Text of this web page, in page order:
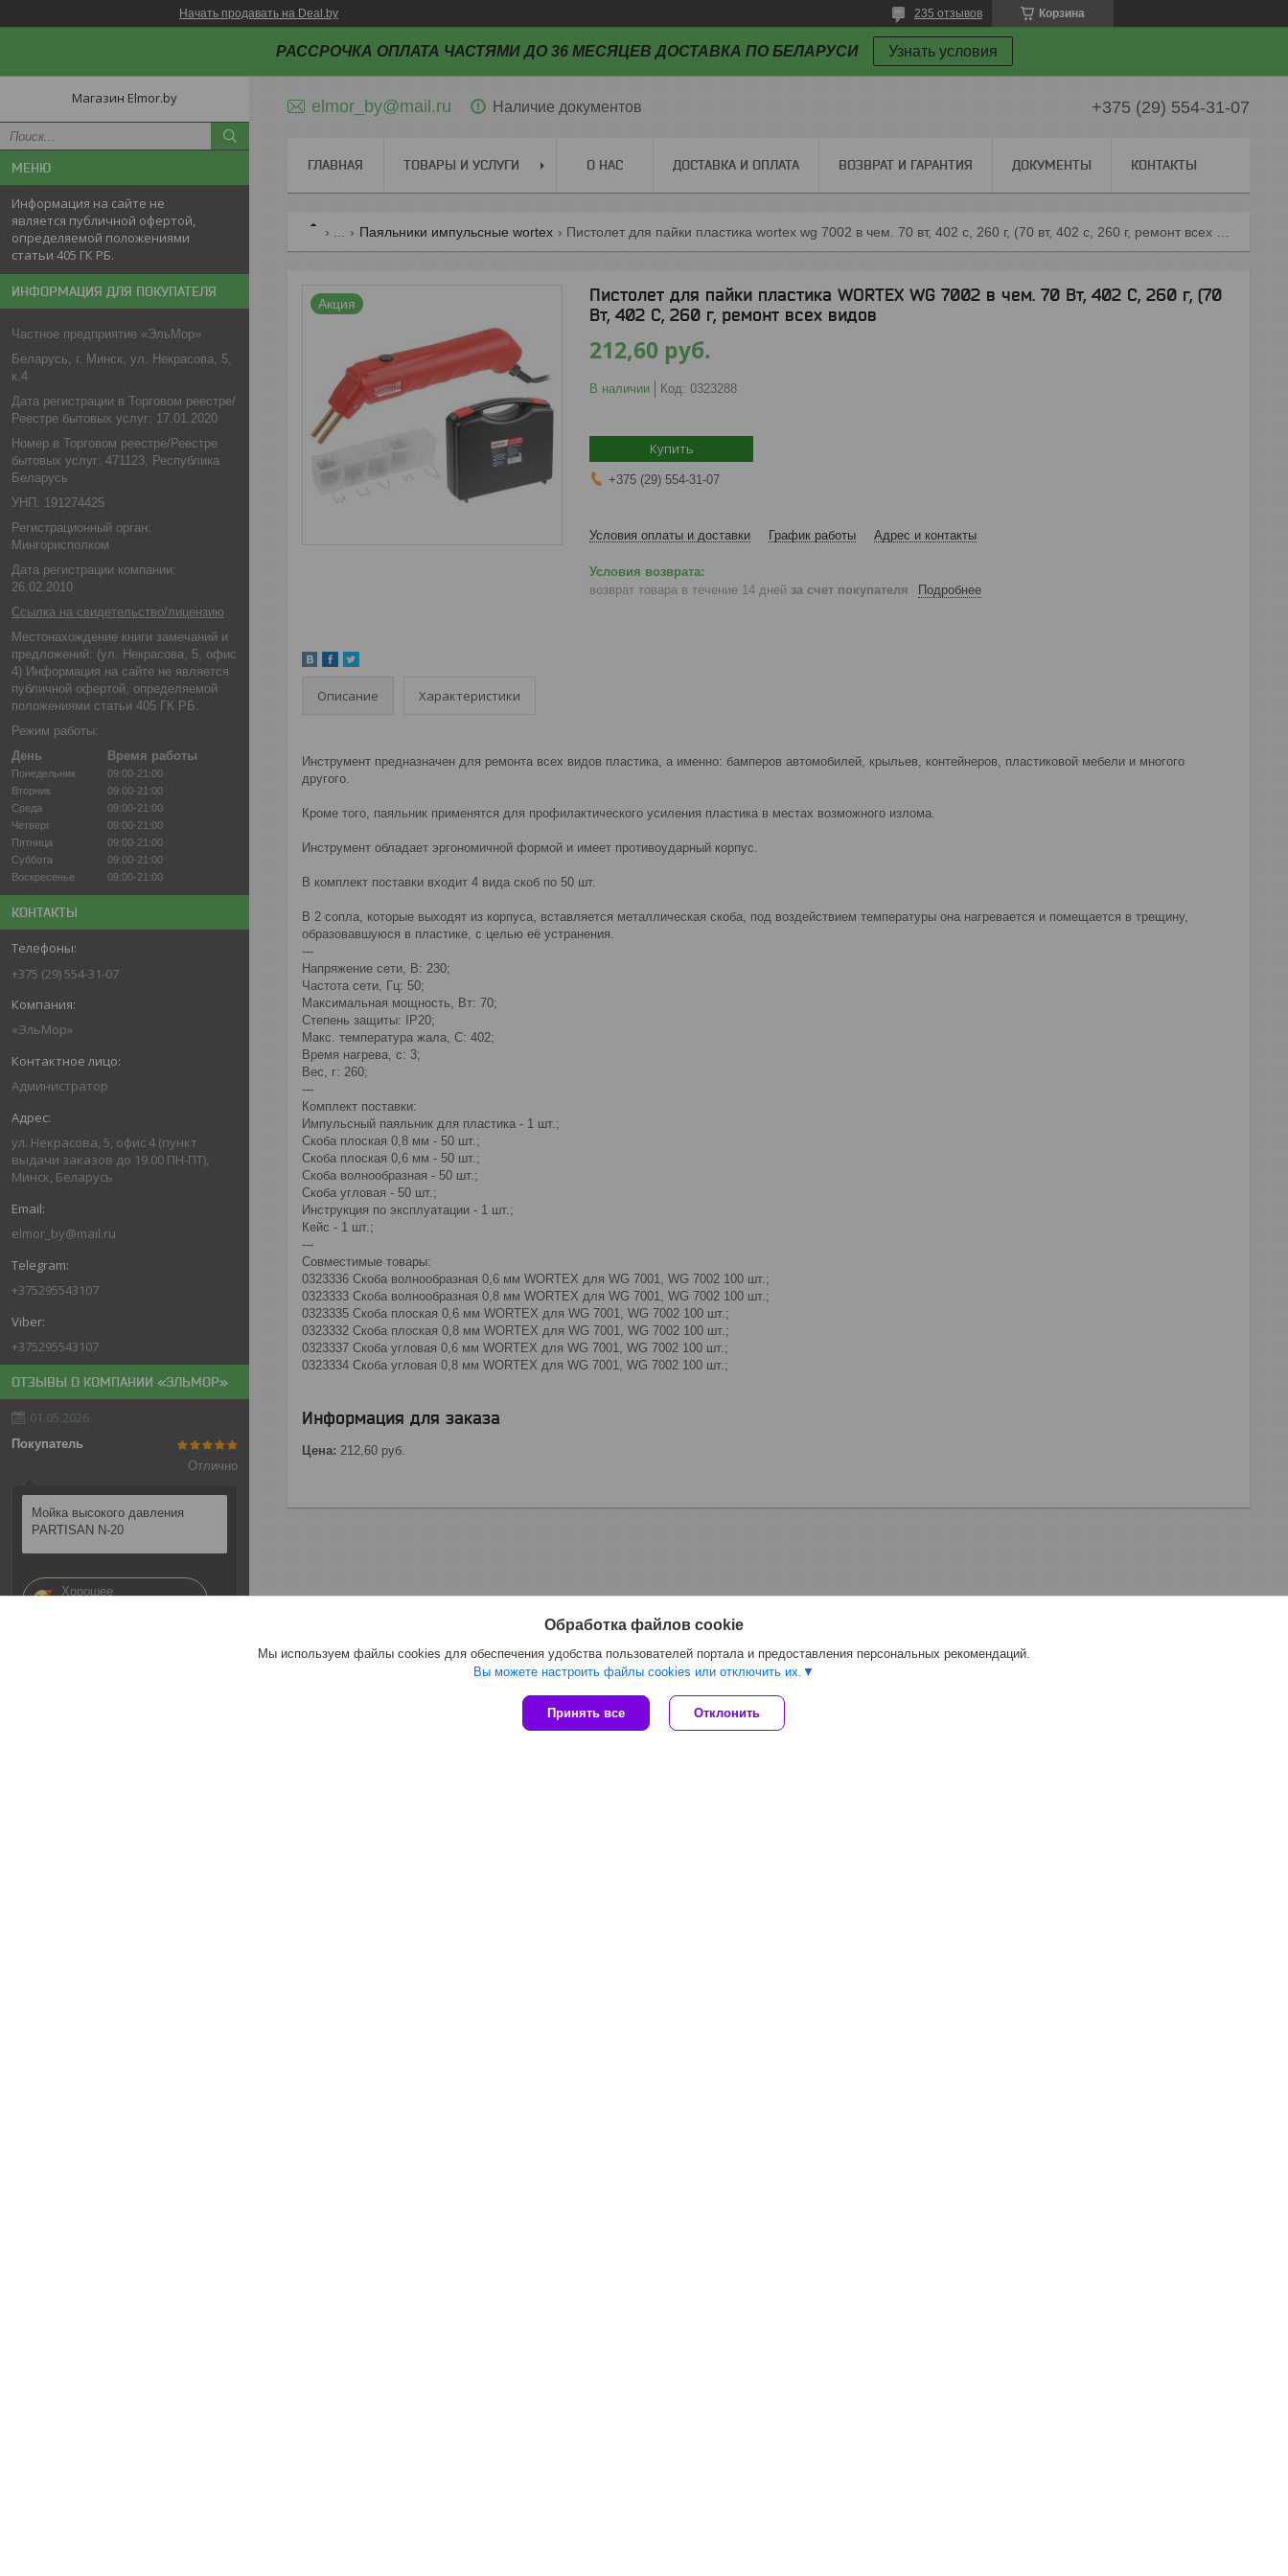
Начать продавать на Deal.by Корзина
235 отзывов
РАССРОЧКА ОПЛАТА ЧАСТЯМИ ДО 36 МЕСЯЦЕВ ДОСТАВКА ПО БЕЛАРУСИ Узнать условия
Магазин Elmor.by
Информация на сайте не
является публичной офертой,
определяемой положениями
статьи 405 ГК РБ.
ИНФОРМАЦИЯ ДЛЯ ПОКУПАТЕЛЯ
Частное предприятие «ЭльМор»
Беларусь, г. Минск, ул. Некрасова, 5,
к.4
Дата регистрации в Торговом реестре/
Реестре бытовых услуг: 17.01.2020
Номер в Торговом реестре/Реестре
бытовых услуг: 471123, Республика
Беларусь
УНП: 191274425
Регистрационный орган:
Мингорисполком
Дата регистрации компании:
26.02.2010
Ссылка на свидетельство/лицензию
Местонахождение книги замечаний и
предложений: (ул. Некрасова, 5, офис
4) Информация на сайте не является
публичной офертой, определяемой
положениями статьи 405 ГК РБ.
Режим работы:
День
Время работы
Понедельник
09:00-21:00
Вторник
09:00-21:00
Среда
09:00-21:00
Четверг
09:00-21:00
Пятница
09:00-21:00
Суббота
09:00-21:00
Воскресенье
09:00-21:00
КОНТАКТЫ
+375 (29) 554-31-07
«ЭльМор»
Администратор
ул. Некрасова, 5, офис 4 (пункт
выдачи заказов до 19.00 ПН-ПТ),
Минск, Беларусь
elmor_by@mail.ru
+375295543107
+375295543107
ОТЗЫВЫ О КОМПАНИИ «ЭЛЬМОР»
01.05.2026
Покупатель
Отлично
Мойка высокого давления
PARTISAN N-20
Хорошее
elmor_by@mail.ru Наличие документов +375 (29) 554-31-07
ГЛАВНАЯ ТОВАРЫ И УСЛУГИ О НАС ДОСТАВКА И ОПЛАТА ВОЗВРАТ И ГАРАНТИЯ ДОКУМЕНТЫ КОНТАКТЫ
Паяльники импульсные wortex
Акция
Пистолет для пайки пластика WORTEX WG 7002 в чем. 70 Вт, 402 С, 260 г, (70
Вт, 402 С, 260 г, ремонт всех видов
212,60 руб.
В наличии Код: 0323288
Купить
+375 (29) 554-31-07
Условия оплаты и доставки График работы Адрес и контакты
возврат товара в течение 14 дней за счет покупателя Подробнее
Описание Характеристики
Инструмент предназначен для ремонта всех видов пластика, а именно: бамперов автомобилей, крыльев, контейнеров, пластиковой мебели и многого
другого.
Кроме того, паяльник применятся для профилактического усиления пластика в местах возможного излома.
Инструмент обладает эргономичной формой и имеет противоударный корпус.
В комплект поставки входит 4 вида скоб по 50 шт.
В 2 сопла, которые выходят из корпуса, вставляется металлическая скоба, под воздействием температуры она нагревается и помещается в трещину,
образовавшуюся в пластике, с целью её устранения.
---
Напряжение сети, В: 230;
Частота сети, Гц: 50;
Максимальная мощность, Вт: 70;
Степень защиты: IP20;
Макс. температура жала, С: 402;
Время нагрева, с: 3;
Вес, г: 260;
---
Комплект поставки:
Импульсный паяльник для пластика - 1 шт.;
Скоба плоская 0,8 мм - 50 шт.;
Скоба плоская 0,6 мм - 50 шт.;
Скоба волнообразная - 50 шт.;
Скоба угловая - 50 шт.;
Инструкция по эксплуатации - 1 шт.;
Кейс - 1 шт.;
---
Совместимые товары:
0323336 Скоба волнообразная 0,6 мм WORTEX для WG 7001, WG 7002 100 шт.;
0323333 Скоба волнообразная 0,8 мм WORTEX для WG 7001, WG 7002 100 шт.;
0323335 Скоба плоская 0,6 мм WORTEX для WG 7001, WG 7002 100 шт.;
0323332 Скоба плоская 0,8 мм WORTEX для WG 7001, WG 7002 100 шт.;
0323337 Скоба угловая 0,6 мм WORTEX для WG 7001, WG 7002 100 шт.;
0323334 Скоба угловая 0,8 мм WORTEX для WG 7001, WG 7002 100 шт.;
Информация для заказа
Цена: 212,60 руб.
Обработка файлов cookie
Мы используем файлы cookies для обеспечения удобства пользователей портала и предоставления персональных рекомендаций.
Вы можете настроить файлы cookies или отключить их.
Принять все Отклонить